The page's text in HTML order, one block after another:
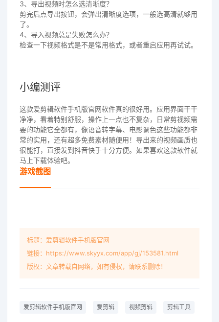
3、导出视频时怎么选清晰度？
剪完后点导出按钮，会弹出清晰度选项，一般选高清就够用
了。
4、导入视频总是失败怎么办？
检查一下视频格式是不是常用格式，或者重启应用再试试。
小编测评
这款爱剪辑软件手机版官网软件真的很好用。应用界面干干
净净，看着特别舒服，操作上一点也不复杂，日常剪视频需
要的功能它全都有，像语音转字幕、电影调色这些功能都非
常的实用，还有超多免费素材随便用！导出来的视频画质也
很能打，直接发到抖音快手十分方便。如果喜欢这款软件就
马上下载体验吧。
游戏截图
标题：爱剪辑软件手机版官网
链接：https://www.skyyx.com/app/gj/153581.html
版权：文章转载自网络，如有侵权，请联系删除！
爱剪辑软件手机版官网 爱剪辑 视频剪辑 剪辑工具